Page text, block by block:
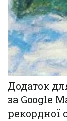
Додаток
за Google
рекордної